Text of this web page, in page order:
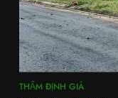
THẨM ĐỊNH GIÁ